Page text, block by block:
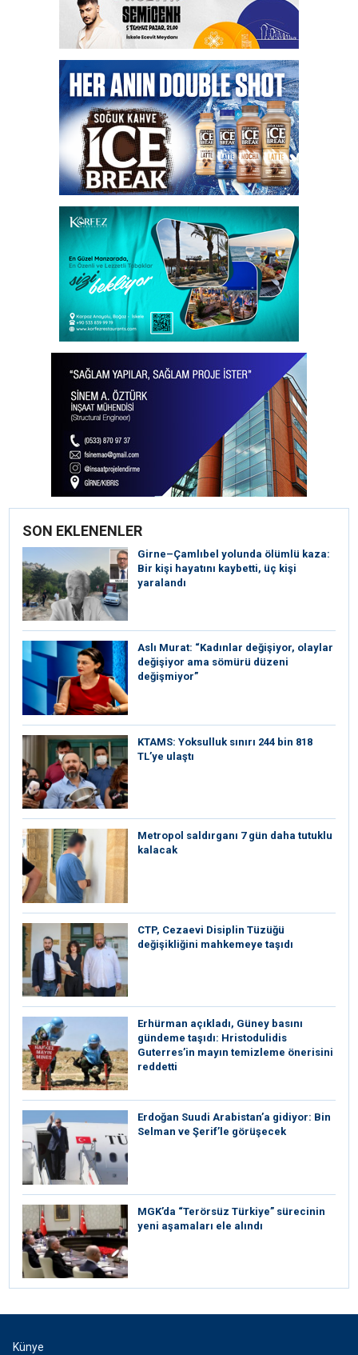
SON EKLENENLER
Girne–Çamlıbel yolunda ölümlü kaza:
Bir kişi hayatını kaybetti, üç kişi
yaralandı
Aslı Murat: “Kadınlar değişiyor, olaylar
değişiyor ama sömürü düzeni
değişmiyor”
KTAMS: Yoksulluk sınırı 244 bin 818
TL’ye ulaştı
Metropol saldırganı 7 gün daha tutuklu
kalacak
CTP, Cezaevi Disiplin Tüzüğü
değişikliğini mahkemeye taşıdı
Erhürman açıkladı, Güney basını
gündeme taşıdı: Hristodulidis
Guterres’in mayın temizleme önerisini
reddetti
Erdoğan Suudi Arabistan’a gidiyor: Bin
Selman ve Şerif’le görüşecek
MGK’da “Terörsüz Türkiye” sürecinin
yeni aşamaları ele alındı
Künye